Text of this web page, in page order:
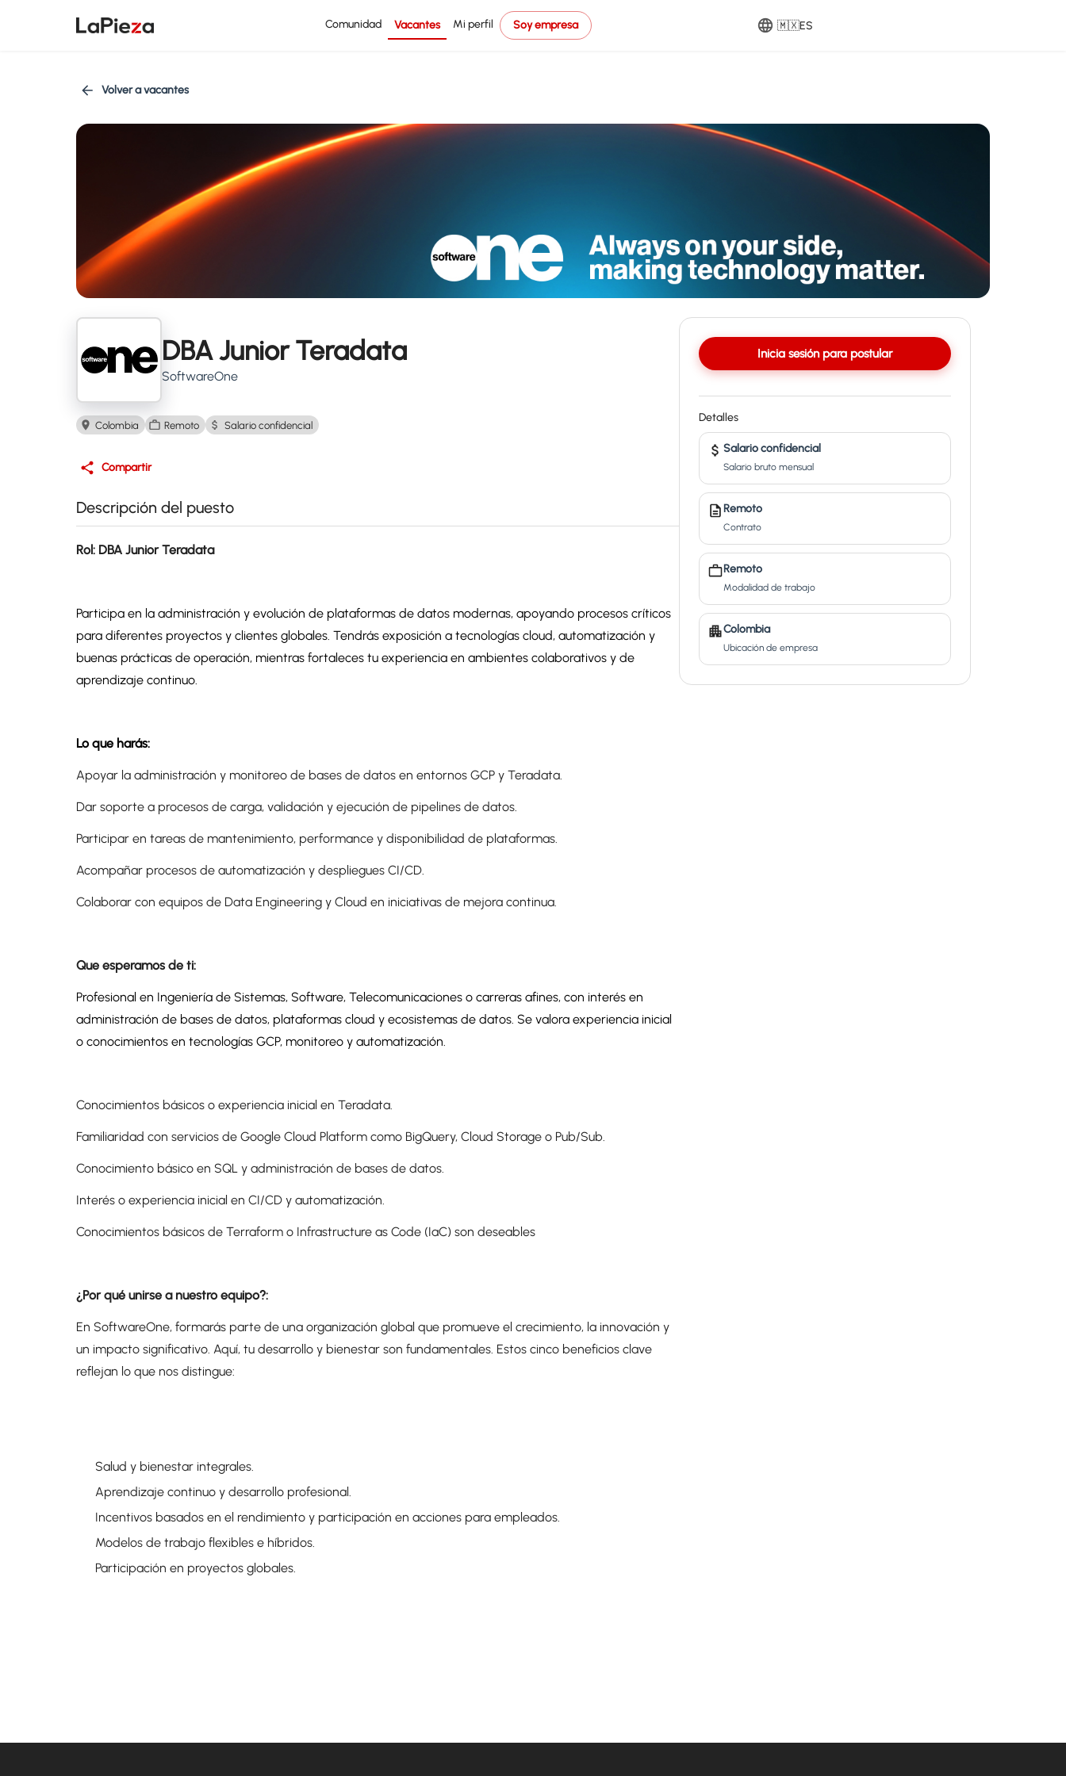
Comunidad Vacantes Mi perfil Soy empresa 🇲🇽ES
Volver a vacantes
DBA Junior Teradata
SoftwareOne
Colombia Remoto Salario confidencial
Compartir
Descripción del puesto
Rol: DBA Junior Teradata
Participa en la administración y evolución de plataformas de datos modernas, apoyando procesos críticos
para diferentes proyectos y clientes globales. Tendrás exposición a tecnologías cloud, automatización y
buenas prácticas de operación, mientras fortaleces tu experiencia en ambientes colaborativos y de
aprendizaje continuo.
Lo que harás:
Apoyar la administración y monitoreo de bases de datos en entornos GCP y Teradata.
Dar soporte a procesos de carga, validación y ejecución de pipelines de datos.
Participar en tareas de mantenimiento, performance y disponibilidad de plataformas.
Acompañar procesos de automatización y despliegues CI/CD.
Colaborar con equipos de Data Engineering y Cloud en iniciativas de mejora continua.
Que esperamos de ti:
Profesional en Ingeniería de Sistemas, Software, Telecomunicaciones o carreras afines, con interés en
administración de bases de datos, plataformas cloud y ecosistemas de datos. Se valora experiencia inicial
o conocimientos en tecnologías GCP, monitoreo y automatización.
Conocimientos básicos o experiencia inicial en Teradata.
Familiaridad con servicios de Google Cloud Platform como BigQuery, Cloud Storage o Pub/Sub.
Conocimiento básico en SQL y administración de bases de datos.
Interés o experiencia inicial en CI/CD y automatización.
Conocimientos básicos de Terraform o Infrastructure as Code (IaC) son deseables
¿Por qué unirse a nuestro equipo?:
En SoftwareOne, formarás parte de una organización global que promueve el crecimiento, la innovación y
un impacto significativo. Aquí, tu desarrollo y bienestar son fundamentales. Estos cinco beneficios clave
reflejan lo que nos distingue:
Salud y bienestar integrales.
Aprendizaje continuo y desarrollo profesional.
Incentivos basados ​​en el rendimiento y participación en acciones para empleados.
Modelos de trabajo flexibles e híbridos.
Participación en proyectos globales.
Inicia sesión para postular
Detalles
Salario confidencial
Salario bruto mensual
Remoto
Contrato
Remoto
Modalidad de trabajo
Colombia
Ubicación de empresa